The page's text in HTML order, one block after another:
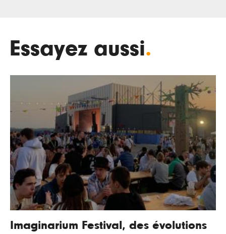
Essayez aussi.
Imaginarium Festival, des évolutions